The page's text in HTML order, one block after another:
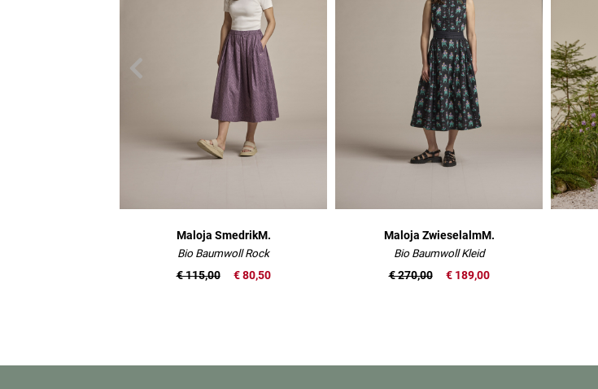
Maloja SmedrikM.
Bio Baumwoll Rock
€ 80,50
€ 115,00
Maloja ZwieselalmM.
Bio Baumwoll Kleid
€ 189,00
€ 270,00